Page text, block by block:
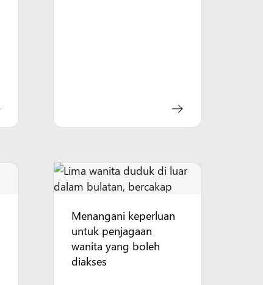
Menangani keperluan
untuk penjagaan
wanita yang boleh
diakses